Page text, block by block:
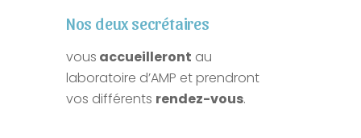
Nos deux secrétaires
vous accueilleront au
laboratoire d’AMP et prendront
vos différents rendez-vous.